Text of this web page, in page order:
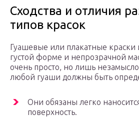
Сходства и отличия
типов красок
Гуашевые или плакатные краски
густой форме и непрозрачной
очень просто, но лишь
любой гуаши должны быть
Они обязаны легко
поверхность.